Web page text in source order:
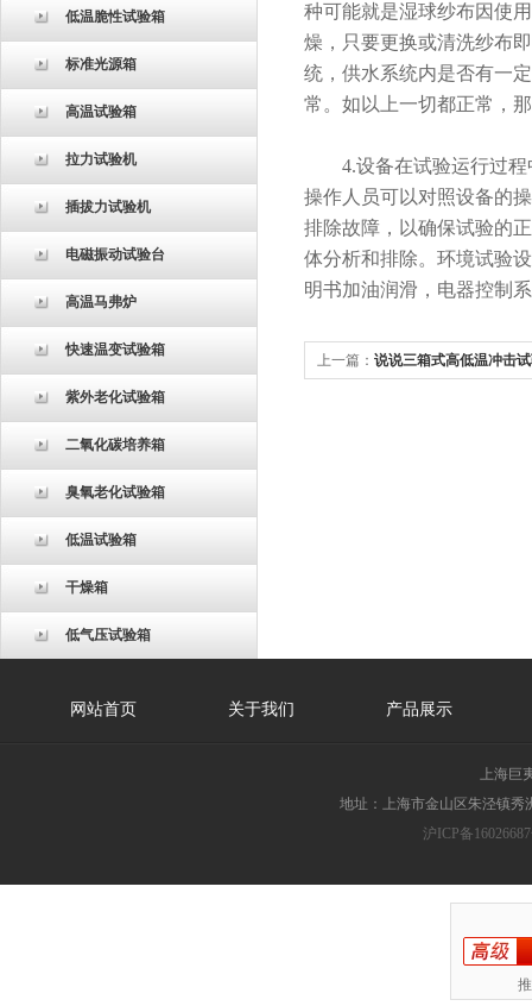
低温脆性试验箱
标准光源箱
高温试验箱
拉力试验机
插拔力试验机
电磁振动试验台
高温马弗炉
快速温变试验箱
紫外老化试验箱
二氧化碳培养箱
臭氧老化试验箱
低温试验箱
干燥箱
低气压试验箱
种可能就是湿球纱布因使
燥，只要更换或清洗纱布
统，供水系统内是否有一
常。如以上一切都正常，
4.设备在试验运行过程
操作人员可以对照设备的
排除故障，以确保试验的
体分析和排除。环境试验
明书加油润滑，电器控制
上一篇： 说说三箱式高低温冲击
网站首页 关于我们 产品展示
上海巨
地址：上海市金山区朱泾镇秀
沪ICP备